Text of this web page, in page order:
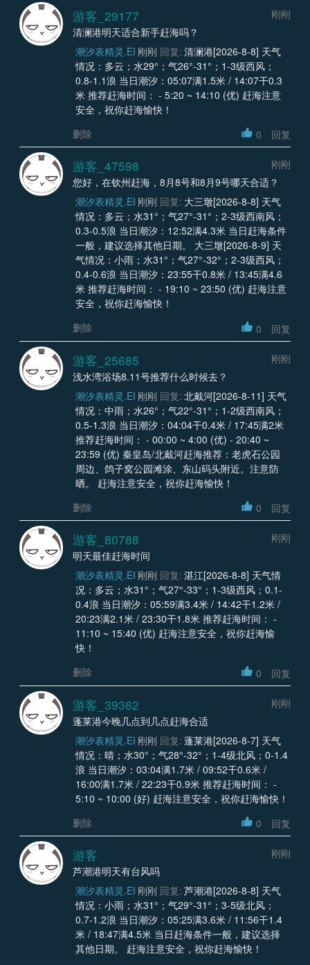
游客_29177
刚刚
清澜港明天适合新手赶海吗？
潮汐表精灵.EI 刚刚 回复: 清澜港[2026-8-8] 天气
情况：多云；水29°；气26°-31°；1-3级西风；
0.8-1.1浪 当日潮汐：05:07满1.5米 / 14:07干0.3
米 推荐赶海时间： - 5:20 ~ 14:10 (优) 赶海注意
安全，祝你赶海愉快！
删除
0 回复
游客_47598
刚刚
您好，在钦州赶海，8月8号和8月9号哪天合适？
潮汐表精灵.EI 刚刚 回复: 大三墩[2026-8-8] 天气
情况：多云；水31°；气27°-31°；2-3级西南风；
0.3-0.5浪 当日潮汐：12:52满4.3米 当日赶海条件
一般，建议选择其他日期。 大三墩[2026-8-9] 天
气情况：小雨；水31°；气27°-32°；2-3级西风；
0.4-0.6浪 当日潮汐：23:55干0.8米 / 13:45满4.6
米 推荐赶海时间： - 19:10 ~ 23:50 (优) 赶海注意
安全，祝你赶海愉快！
删除
0 回复
游客_25685
刚刚
浅水湾浴场8.11号推荐什么时候去？
潮汐表精灵.EI 刚刚 回复: 北戴河[2026-8-11] 天气
情况：中雨；水26°；气22°-31°；1-2级西南风；
0.5-1.3浪 当日潮汐：04:04干0.4米 / 17:45满2米
推荐赶海时间： - 00:00 ~ 4:00 (优) - 20:40 ~
23:59 (优) 秦皇岛/北戴河赶海推荐：老虎石公园
周边、鸽子窝公园滩涂、东山码头附近。注意防
晒。 赶海注意安全，祝你赶海愉快！
删除
0 回复
游客_80788
刚刚
明天最佳赶海时间
潮汐表精灵.EI 刚刚 回复: 湛江[2026-8-8] 天气情
况：多云；水31°；气27°-33°；1-3级西风；0.1-
0.4浪 当日潮汐：05:59满3.4米 / 14:42干1.2米 /
20:23满2.1米 / 23:30干1.8米 推荐赶海时间： -
11:10 ~ 15:40 (优) 赶海注意安全，祝你赶海愉
快！
删除
0 回复
游客_39362
刚刚
蓬莱港今晚几点到几点赶海合适
潮汐表精灵.EI 刚刚 回复: 蓬莱港[2026-8-7] 天气
情况：晴；水30°；气28°-32°；1-4级北风；0-1.4
浪 当日潮汐：03:04满1.7米 / 09:52干0.6米 /
16:00满1.7米 / 22:23干0.9米 推荐赶海时间： -
5:10 ~ 10:00 (好) 赶海注意安全，祝你赶海愉快！
删除
0 回复
游客
刚刚
芦潮港明天有台风吗
潮汐表精灵.EI 刚刚 回复: 芦潮港[2026-8-8] 天气
情况：小雨；水31°；气29°-31°；3-5级北风；
0.7-1.2浪 当日潮汐：05:25满3.6米 / 11:56干1.4
米 / 18:47满4.5米 当日赶海条件一般，建议选择
其他日期。 赶海注意安全，祝你赶海愉快！